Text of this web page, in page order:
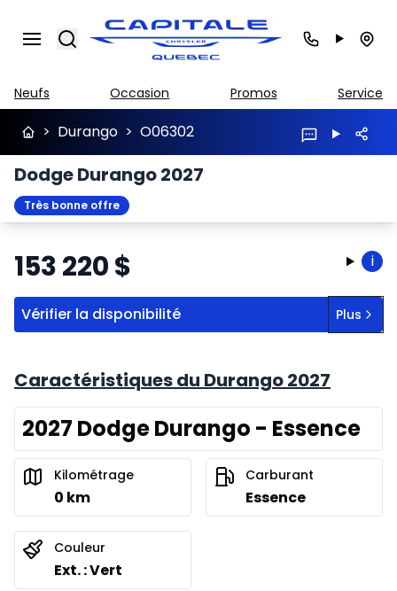
Search
Neufs Occasion Promos Service
> Durango > O06302
Dodge Durango 2027
Très bonne offre
153 220$ i
Vérifier la disponibilité Plus
Caractéristiques du Durango 2027
2027 Dodge Durango - Essence
Kilométrage
0 km
Carburant
Essence
Couleur
Ext. : Vert